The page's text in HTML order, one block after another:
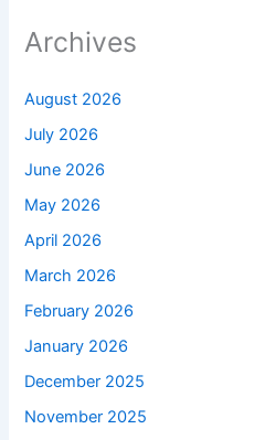
Archives
August 2026
July 2026
June 2026
May 2026
April 2026
March 2026
February 2026
January 2026
December 2025
November 2025